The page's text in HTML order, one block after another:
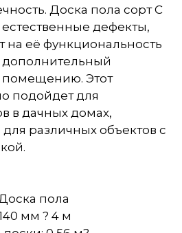
Доска пола сорт С
дефекты,
на её функциональность
дополнительный
Этот
подойдет для
в дачных домах,
для различных объектов с
пола
мм ? 4 м